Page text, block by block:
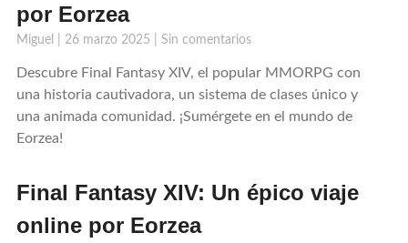
por Eorzea
Miguel 26 marzo 2025 Sin comentarios
Descubre Final Fantasy XIV, el popular MMORPG con
una historia cautivadora, un sistema de clases único y
una animada comunidad. ¡Sumérgete en el mundo de
Eorzea!
Final Fantasy XIV: Un épico viaje
online por Eorzea